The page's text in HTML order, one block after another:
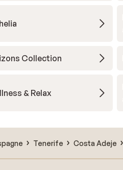
Collection
& Relax
Tenerife Costa Adeje